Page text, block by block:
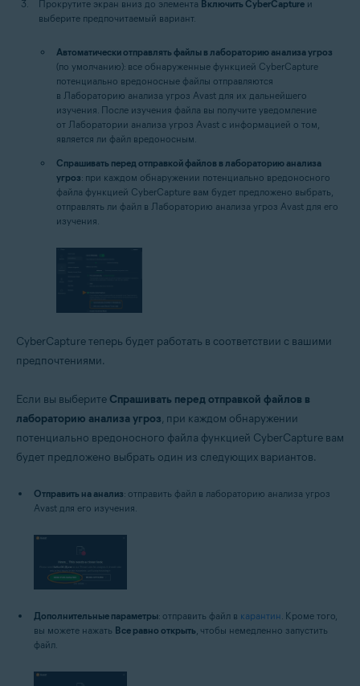
Прокрутите экран вниз до элемента Включить CyberCapture и
выберите предпочитаемый вариант.
Автоматически отправлять файлы в лабораторию анализа угроз
(по умолчанию): все обнаруженные функцией CyberCapture
потенциально вредоносные файлы отправляются
в Лабораторию анализа угроз Avast для их дальнейшего
изучения. После изучения файла вы получите уведомление
от Лаборатории анализа угроз Avast с информацией о том,
является ли файл вредоносным.
Спрашивать перед отправкой файлов в лабораторию анализа
угроз: при каждом обнаружении потенциально вредоносного
файла функцией CyberCapture вам будет предложено выбрать,
отправлять ли файл в Лабораторию анализа угроз Avast для его
изучения.
CyberCapture теперь будет работать в соответствии с вашими
предпочтениями.
Если вы выберите Спрашивать перед отправкой файлов в
лабораторию анализа угроз, при каждом обнаружении
потенциально вредоносного файла функцией CyberCapture вам
будет предложено выбрать один из следующих вариантов.
Отправить на анализ: отправить файл в лабораторию анализа угроз
Avast для его изучения.
Дополнительные параметры: отправить файл в карантин . Кроме того,
вы можете нажать Все равно открыть , чтобы немедленно запустить
файл.